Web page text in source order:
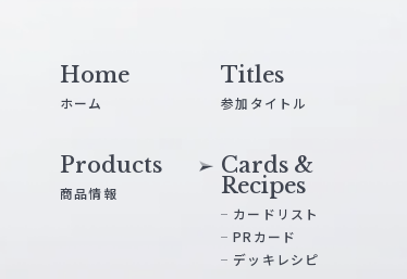
Home
ホーム
Titles
参加タイトル
Products
商品情報
Cards &
Recipes
カードリスト
PRカード
デッキレシピ